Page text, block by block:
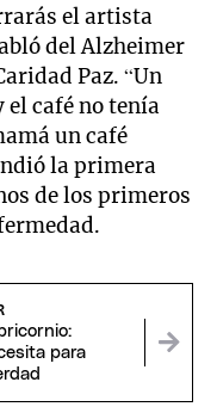
el artista
del Alzheimer
Paz. “Un
el café no tenía
un café
la primera
de los primeros
para